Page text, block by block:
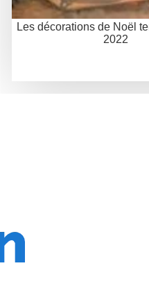
Les décorations de Noël
2022